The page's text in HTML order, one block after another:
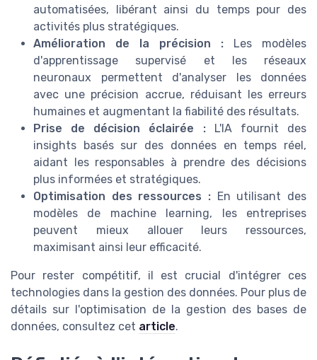
automatisées, libérant ainsi du temps pour des
activités plus stratégiques.
Amélioration de la précision : Les modèles
d'apprentissage supervisé et les réseaux
neuronaux permettent d'analyser les données
avec une précision accrue, réduisant les erreurs
humaines et augmentant la fiabilité des résultats.
Prise de décision éclairée :L'IA fournit des
insights basés sur des données en temps réel,
aidant les responsables à prendre des décisions
plus informées et stratégiques.
Optimisation des ressources : En utilisant des
modèles de machine learning, les entreprises
peuvent mieux allouer leurs ressources,
maximisant ainsi leur efficacité.
Pour rester compétitif, il est crucial d'intégrer ces
technologies dans la gestion des données. Pour plus de
détails sur l'optimisation de la gestion des bases de
données, consultez cet article.